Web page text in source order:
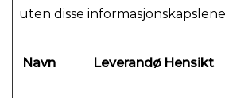
uten disse
Navn LeverandørHensikt